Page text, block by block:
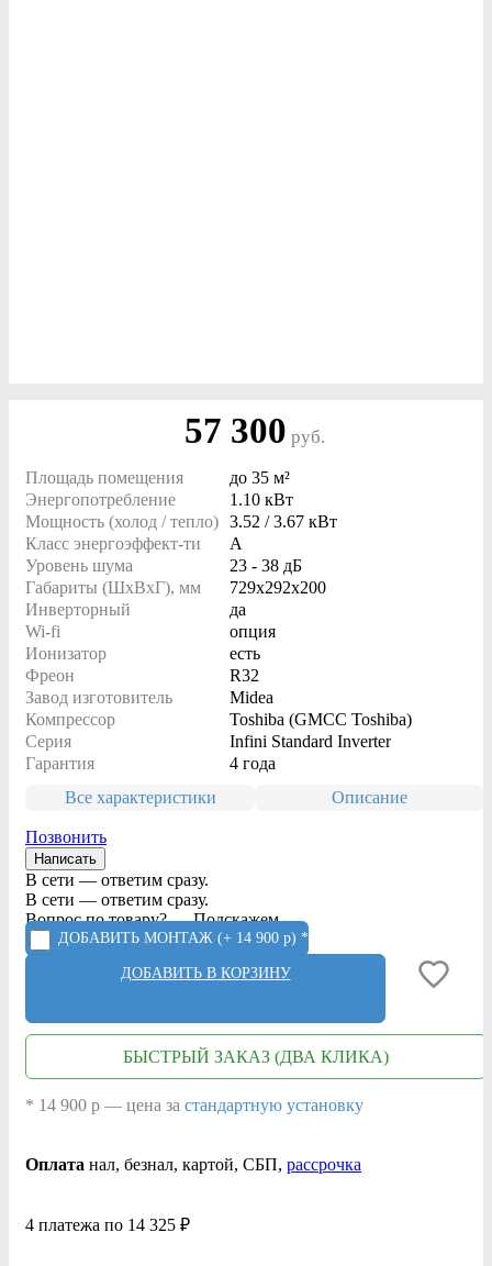
57 300 руб.
Площадь помещения до 35 м²
Энергопотребление
1.10 кВт
Мощность (холод / тепло) 3.52 / 3.67 кВт
Класс энергоэффект-ти
A
Уровень шума
23 - 38 дБ
Габариты (ШxВxГ), мм
729x292x200
Инверторный
да
Wi-fi
опция
Ионизатор
есть
Фреон
R32
Завод изготовитель
Midea
Компрессор
Toshiba (GMCC Toshiba)
Серия
Infini Standard Inverter
Гарантия
4 года
Все характеристики
Описание
Позвонить
Написать
В сети — ответим сразу.
В сети — ответим сразу.
Вопрос по товару? — Подскажем.
ДОБАВИТЬ МОНТАЖ (+ 14 900 р) *
ДОБАВИТЬ В КОРЗИНУ
БЫСТРЫЙ ЗАКАЗ (ДВА КЛИКА)
* 14 900 р — цена за стандартную установку
Оплата нал, безнал, картой, СБП, рассрочка
4 платежа по 14 325 ₽